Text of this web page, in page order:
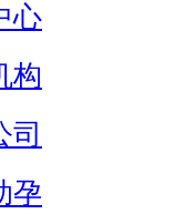
心
构
司
孕